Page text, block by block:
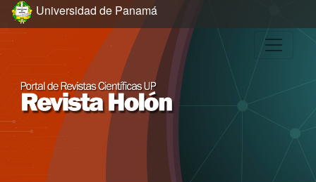
Ir al menú de navegación principal
Ir al contenido principal
Ir al pie de página del sitio
Universidad de Panamá